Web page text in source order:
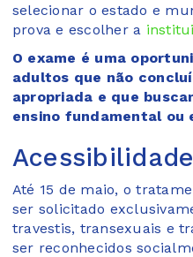
selecionar o estado e
prova e escolher a
O exame é uma
adultos que não
apropriada e que
ensino fundamental ou
Até 15 de maio, o
ser solicitado
travestis, transexuais e
ser reconhecidos